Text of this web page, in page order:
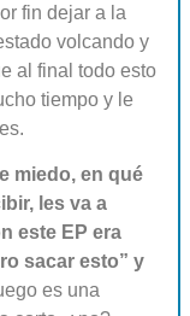
fin dejar a la
volcando y
al final todo esto
tiempo y le
miedo, en qué
les va a
este EP era
sacar esto” y
es una